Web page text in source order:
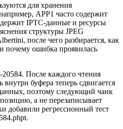
для хранения
APP1 часто содержит
IPTC-данные и ресурсы
структуры JPEG
после чего разбирается, как
почему ошибка проявилась
После каждого чтения
внутри буфера теперь сдвигается
поэтому следующий чанк
а не перезаписывает
добавили регрессионный тест